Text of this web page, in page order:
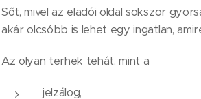
Sőt, mivel az eladói oldal sokszor
akár olcsóbb is lehet egy ingatlan,
Az olyan terhek tehát, mint a
jelzálog,